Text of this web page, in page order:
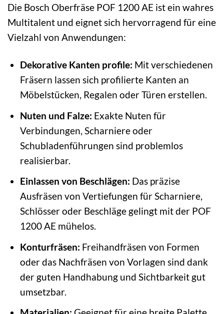
Die Bosch Oberfräse POF 1200 AE ist ein wahres
Multitalent und eignet sich hervorragend für eine
Vielzahl von Anwendungen:
Dekorative Kanten profile: Mit verschiedenen
Fräsern lassen sich profilierte Kanten an
Möbelstücken, Regalen oder Türen erstellen.
Nuten und Falze: Exakte Nuten für
Verbindungen, Scharniere oder
Schubladenführungen sind problemlos
realisierbar.
Einlassen von Beschlägen: Das präzise
Ausfräsen von Vertiefungen für Scharniere,
Schlösser oder Beschläge gelingt mit der POF
1200 AE mühelos.
Konturfräsen: Freihandfräsen von Formen
oder das Nachfräsen von Vorlagen sind dank
der guten Handhabung und Sichtbarkeit gut
umsetzbar.